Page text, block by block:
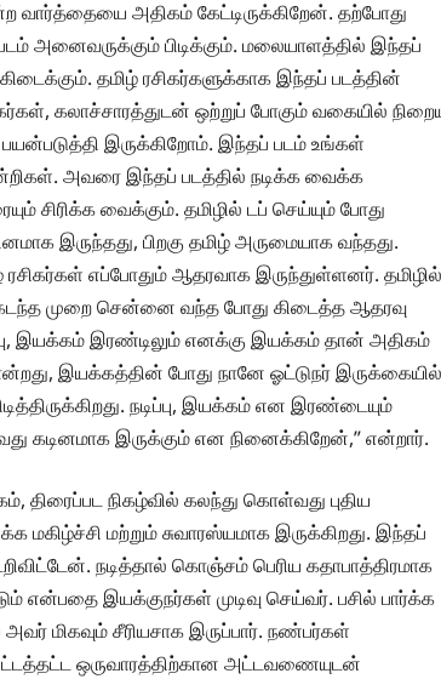
வார்த்தையை அதிகம் கேட்டிருக்கிறேன். தற்போது
அனைவருக்கும் பிடிக்கும். மலையாளத்தில் இந்தப்
கிடைக்கும். தமிழ் ரசிகர்களுக்காக இந்தப் படத்தின்
கலாச்சாரத்துடன் ஒற்றுப் போகும் வகையில்
இருக்கிறோம். இந்தப் படம் உங்கள்
அவரை இந்தப் படத்தில் நடிக்க வைக்க
வைக்கும். தமிழில் டப் செய்யும் போது
இருந்தது, பிறகு தமிழ் அருமையாக வந்தது.
எப்போதும் ஆதரவாக இருந்துள்ளனர். தமிழில்
கடந்த முறை சென்னை வந்த போது கிடைத்த ஆதரவு
இயக்கம் இரண்டிலும் எனக்கு இயக்கம் தான் அதிகம்
இயக்கத்தின் போது நானே ஓட்டுநர் இருக்கையில்
நடிப்பு, இயக்கம் என இரண்டையும்
கடினமாக இருக்கும் என நினைக்கிறேன்,” என்றார்.
திரைப்பட நிகழ்வில் கலந்து கொள்வது புதிய
மற்றும் சுவாரஸ்யமாக இருக்கிறது. இந்தப்
நடித்தால் கொஞ்சம் பெரிய கதாபாத்திரமாக
என்பதை இயக்குநர்கள் முடிவு செய்வர். பசில் பார்க்க
மிகவும் சீரியசாக இருப்பார். நண்பர்கள்
ஒருவாரத்திற்கான அட்டவணையுடன்